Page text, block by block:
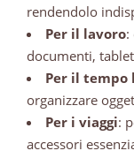
rendendolo
Per il lavoro:
documenti,
Per il tempo
organizzare
Per i viaggi:
accessori